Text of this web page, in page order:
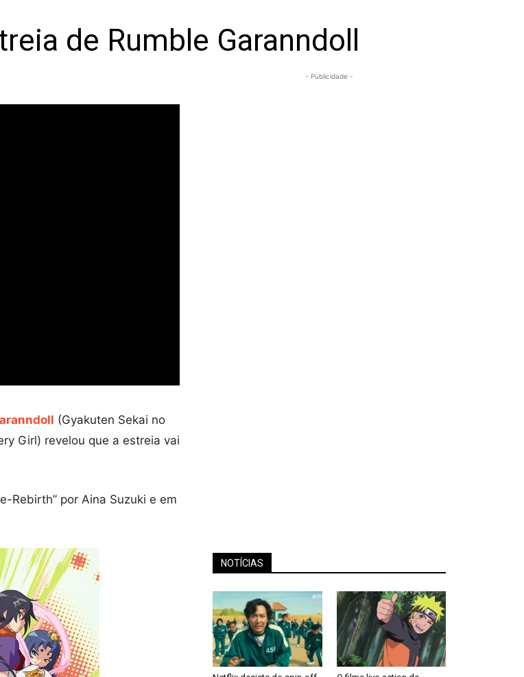
de Rumble Garanndoll
(Gyakuten Sekai no
Girl) revelou que a estreia vai
Rebirth” por Aina Suzuki e em
- Publicidade -
NOTÍCIAS